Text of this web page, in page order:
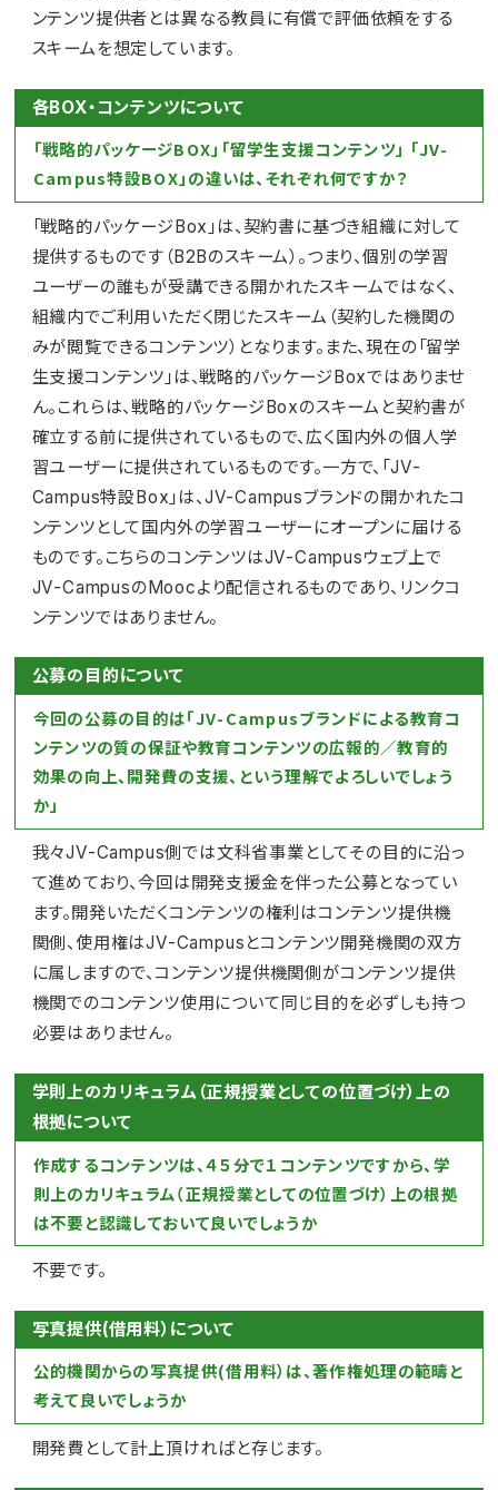
ンテンツ提供者とは異なる教員に有償で評価依頼をする
スキームを想定しています。
各BOX・コンテンツについて
「戦略的パッケージBOX」「留学生支援コンテンツ」 「JV-
Campus特設BOX」の違いは、それぞれ何ですか？
「戦略的パッケージBox」は、契約書に基づき組織に対して
提供するものです（B2Bのスキーム）。つまり、個別の学習
ユーザーの誰もが受講できる開かれたスキームではなく、
組織内でご利用いただく閉じたスキーム（契約した機関の
みが閲覧できるコンテンツ）となります。また、現在の「留学
生支援コンテンツ」は、戦略的パッケージBoxではありませ
ん。これらは、戦略的パッケージBoxのスキームと契約書が
確立する前に提供されているもので、広く国内外の個人学
習ユーザーに提供されているものです。一方で、「JV-
Campus特設Box」は、JV-Campusブランドの開かれたコ
ンテンツとして国内外の学習ユーザーにオープンに届ける
ものです。こちらのコンテンツはJV-Campusウェブ上で
JV-CampusのMoocより配信されるものであり、リンクコ
ンテンツではありません。
公募の目的について
今回の公募の目的は「JV-Campusブランドによる教育コ
ンテンツの質の保証や教育コンテンツの広報的／教育的
効果の向上、開発費の支援、という理解でよろしいでしょう
か」
我々JV-Campus側では文科省事業としてその目的に沿っ
て進めており、今回は開発支援金を伴った公募となってい
ます。開発いただくコンテンツの権利はコンテンツ提供機
関側、使用権はJV-Campusとコンテンツ開発機関の双方
に属しますので、コンテンツ提供機関側がコンテンツ提供
機関でのコンテンツ使用について同じ目的を必ずしも持つ
必要はありません。
学則上のカリキュラム（正規授業としての位置づけ）上の
根拠について
作成するコンテンツは、４５分で１コンテンツですから、学
則上のカリキュラム（正規授業としての位置づけ）上の根拠
は不要と認識しておいて良いでしょうか
不要です。
写真提供(借用料）について
公的機関からの写真提供(借用料）は、著作権処理の範疇と
考えて良いでしょうか
開発費として計上頂ければと存じます。